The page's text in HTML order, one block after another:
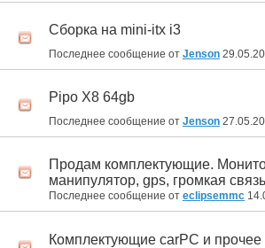
Сборка на mini-itx i3
Последнее сообщение от Jenson
Pipo X8 64gb
Последнее сообщение от Jenson
Продам комплектующие.
манипулятор, gps, громкая связь
Последнее сообщение от eclipsemmc
Комплектующие carPC и прочее